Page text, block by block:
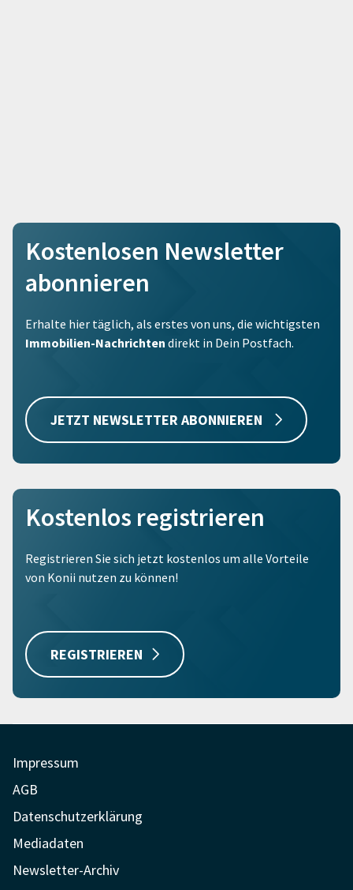
Kostenlosen Newsletter
abonnieren
Erhalte hier täglich, als erstes von uns, die wichtigsten
Immobilien-Nachrichten direkt in Dein Postfach.
JETZT NEWSLETTER ABONNIEREN
Kostenlos registrieren
Registrieren Sie sich jetzt kostenlos um alle Vorteile
von Konii nutzen zu können!
REGISTRIEREN
Impressum
AGB
Datenschutzerklärung
Mediadaten
Newsletter-Archiv